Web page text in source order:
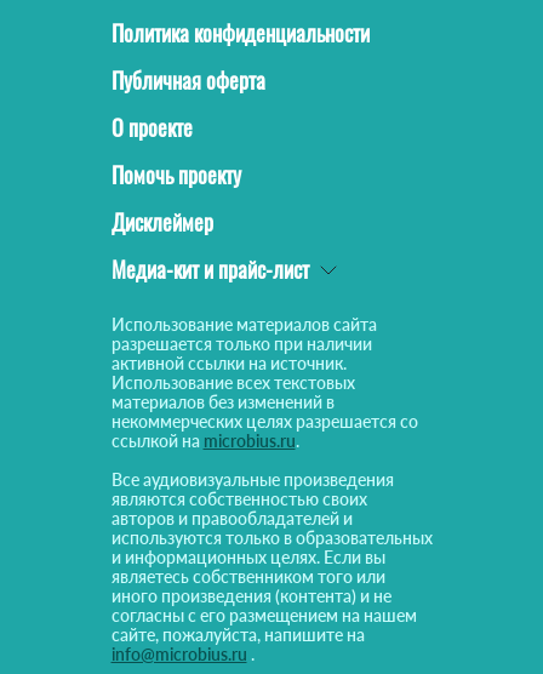
Политика конфиденциальности
Публичная оферта
О проекте
Помочь проекту
Дисклеймер
Медиа-кит и прайс-лист
Использование материалов сайта
разрешается только при наличии
активной ссылки на источник.
Использование всех текстовых
материалов без изменений в
некоммерческих целях разрешается со
ссылкой на microbius.ru.
Все аудиовизуальные произведения
являются собственностью своих
авторов и правообладателей и
используются только в образовательных
и информационных целях. Если вы
являетесь собственником того или
иного произведения (контента) и не
согласны с его размещением на нашем
сайте, пожалуйста, напишите на
info@microbius.ru .